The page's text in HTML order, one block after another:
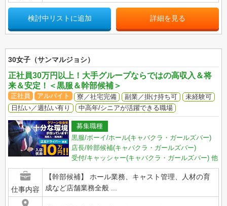
検討中リストに追加 詳細を見る
30女子（サンマルジョシ）
正社員30万円以上！大手グループならではの高収入＆将
来＆安定！＜黒服＆幹部候補＞
正社員 アルバイト 寮／社宅完備 副業／掛け持ち可
未経験可
日払い／週払い有り
中高年/シニアが活躍できる職場
募集職種
黒服/ボーイ/ホール(キャバクラ・ガールズバー)
店長/幹部候補(キャバクラ・ガールズバー)
受付/キャッシャー(キャバクラ・ガールズバー) 他
仕事内容
【幹部候補】 ホール業務、キャスト管理、人材の育
成など店舗業務全般 ...